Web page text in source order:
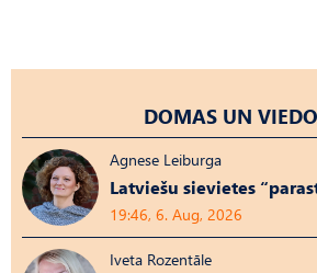
DOMAS UN
Agnese Leiburga
Latviešu sievietes
19:46, 6. Aug, 2026
Iveta Rozentāle